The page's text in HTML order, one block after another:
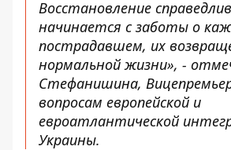
Восстановление
начинается с заботы о
пострадавшем, их
нормальной жизни», -
Стефанишина,
вопросам европейской и
евроатлантической
Украины.